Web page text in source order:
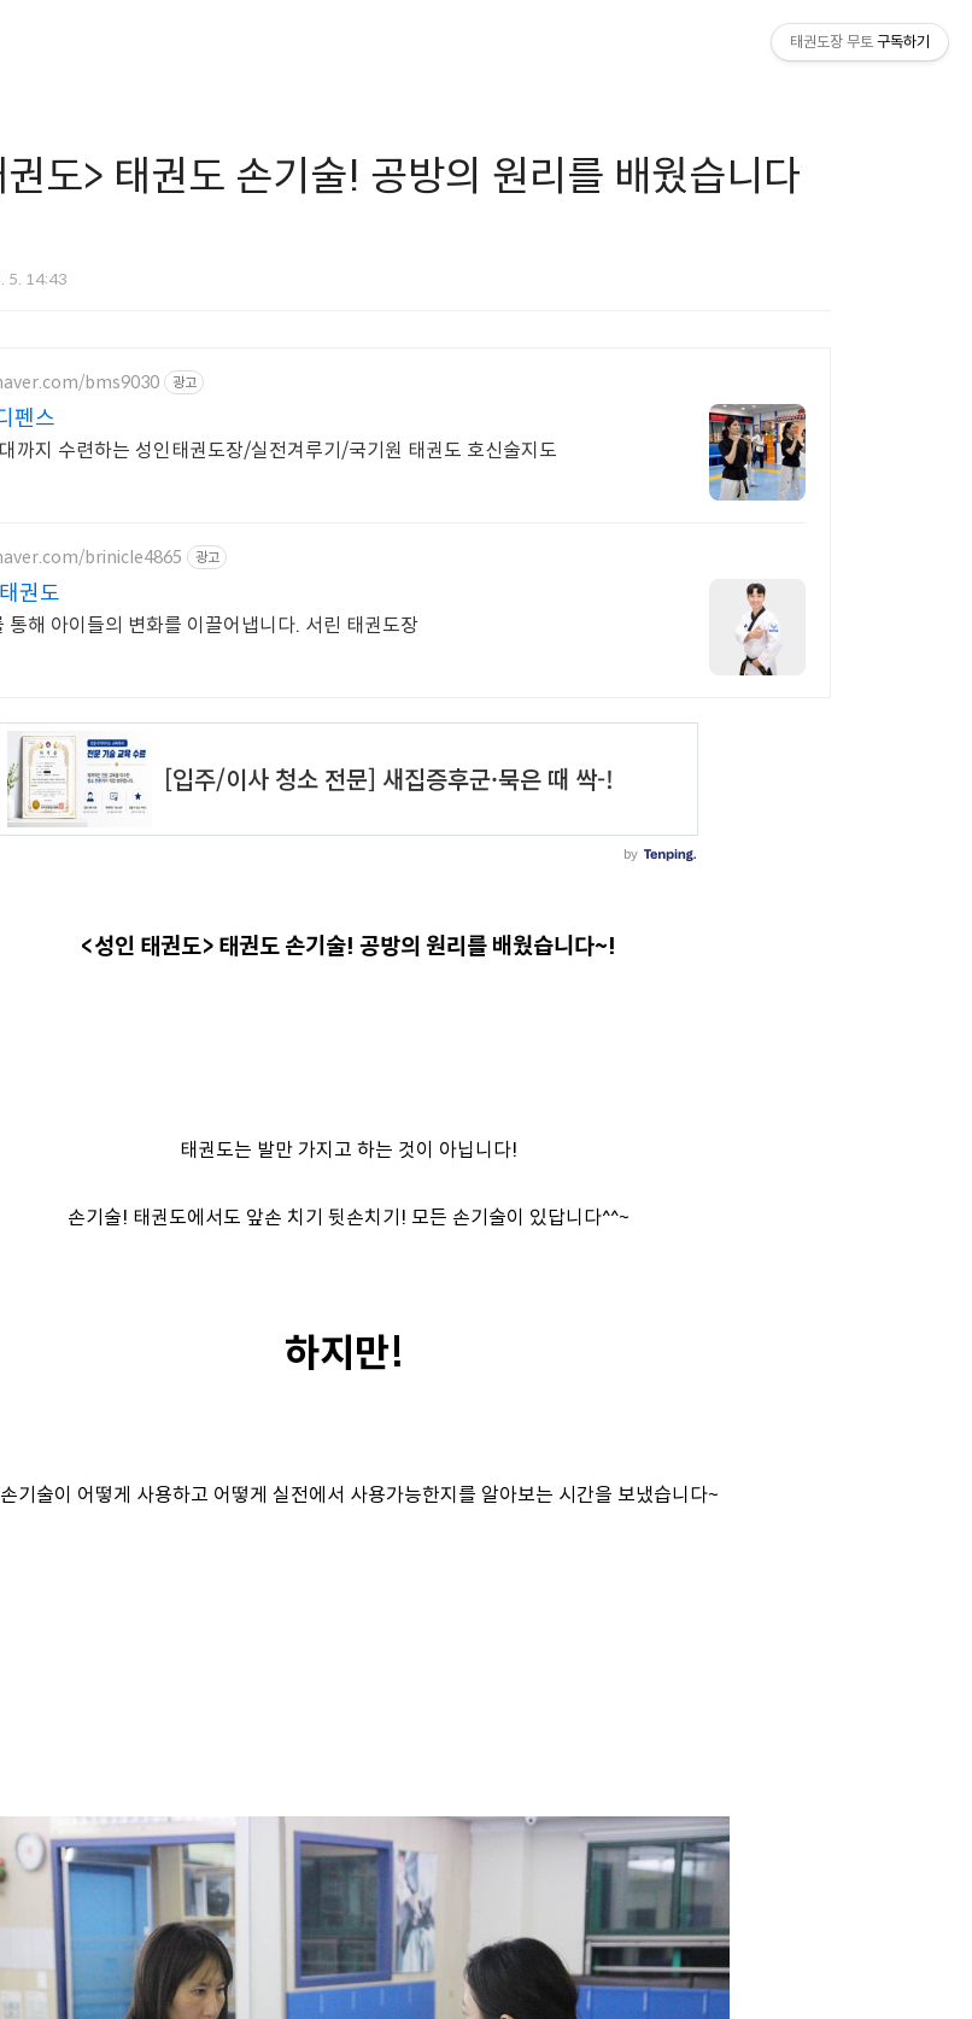
도> 태권도 손기술! 공방의 원리를 배웠습니다
5. 14:43
bms9030 광고
펜스
까지 수련하는 성인태권도장/실전겨루기/국기원 태권도 호신술지도
brinicle4865 광고
권도
통해 아이들의 변화를 이끌어냅니다. 서린 태권도장
<성인 태권도> 태권도 손기술! 공방의 원리를 배웠습니다~!
태권도는 발만 가지고 하는 것이 아닙니다!
손기술! 태권도에서도 앞손 치기 뒷손치기! 모든 손기술이 있답니다^^~
하지만!
기술이 어떻게 사용하고 어떻게 실전에서 사용가능한지를 알아보는 시간을 보냈습니다~
태권도장 무토 구독하기